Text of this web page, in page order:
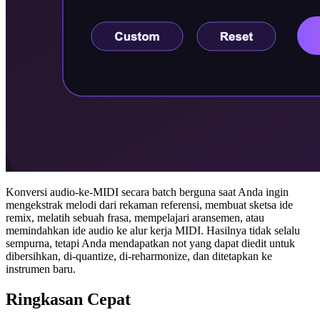
Konversi audio-ke-MIDI secara batch berguna saat Anda ingin
mengekstrak melodi dari rekaman referensi, membuat sketsa ide
remix, melatih sebuah frasa, mempelajari aransemen, atau
memindahkan ide audio ke alur kerja MIDI. Hasilnya tidak selalu
sempurna, tetapi Anda mendapatkan not yang dapat diedit untuk
dibersihkan, di-quantize, di-reharmonize, dan ditetapkan ke
instrumen baru.
Ringkasan Cepat